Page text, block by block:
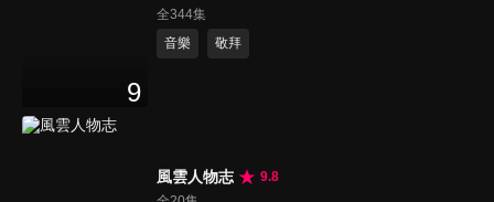
9
全344集
音樂
敬拜
風雲人物志
9.8